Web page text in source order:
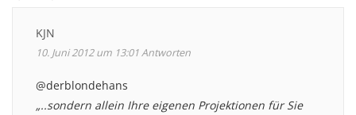
KJN
10. Juni 2012 um 13:01Antworten
@derblondehans
„..sondern allein Ihre eigenen Projektionen für Sie